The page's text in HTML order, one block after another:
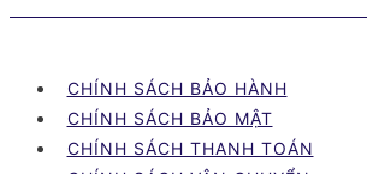
bọc
xe
máy
Bình
Phước
CHÍNH SÁCH BẢO HÀNH
CHÍNH SÁCH BẢO MẬT
CHÍNH SÁCH THANH TOÁN